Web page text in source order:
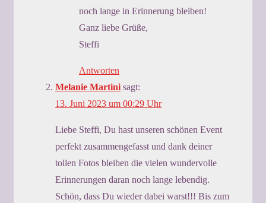
noch lange in Erinnerung bleiben!
Ganz liebe Grüße,
Steffi
Antworten
Melanie Martini sagt:
13. Juni 2023 um 00:29 Uhr
Liebe Steffi, Du hast unseren schönen Event
perfekt zusammengefasst und dank deiner
tollen Fotos bleiben die vielen wundervolle
Erinnerungen daran noch lange lebendig.
Schön, dass Du wieder dabei warst!!! Bis zum